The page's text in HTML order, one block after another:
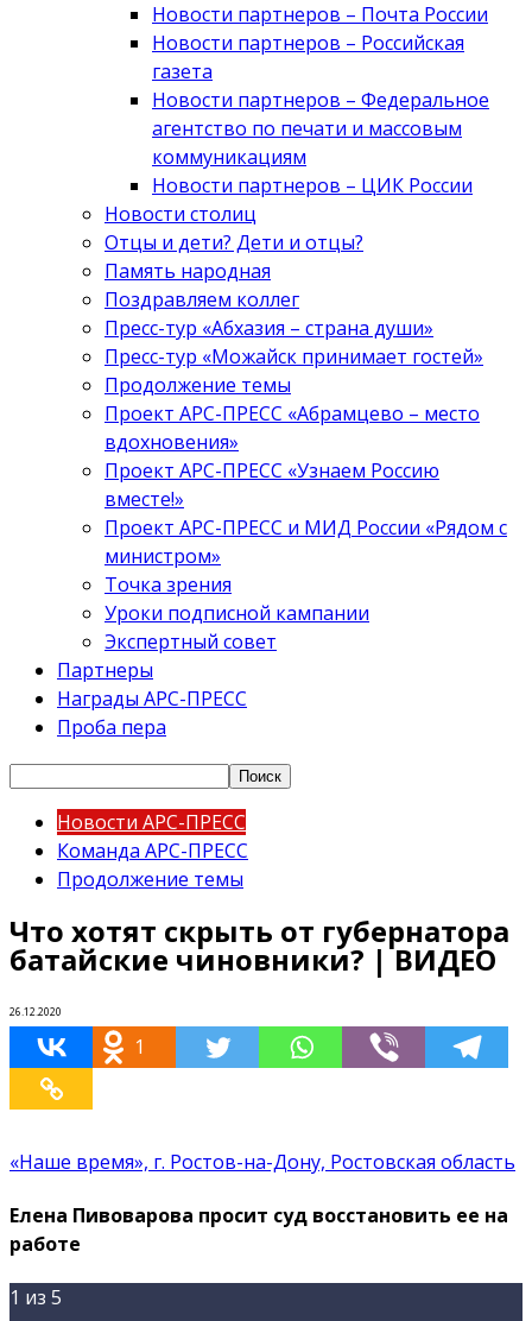
Новости партнеров – Почта России
Новости партнеров – Российская
газета
Новости партнеров – Федеральное
агентство по печати и массовым
коммуникациям
Новости партнеров – ЦИК России
Новости столиц
Отцы и дети? Дети и отцы?
Память народная
Поздравляем коллег
Пресс-тур «Абхазия – страна души»
Пресс-тур «Можайск принимает гостей»
Продолжение темы
Проект АРС-ПРЕСС «Абрамцево – место
вдохновения»
Проект АРС-ПРЕСС «Узнаем Россию
вместе!»
Проект АРС-ПРЕСС и МИД России «Рядом с
министром»
Точка зрения
Уроки подписной кампании
Экспертный совет
Партнеры
Награды АРС-ПРЕСС
Проба пера
Новости АРС-ПРЕСС
Команда АРС-ПРЕСС
Продолжение темы
Что хотят скрыть от губернатора
батайские чиновники? | ВИДЕО
26.12.2020
1
«Наше время», г. Ростов-на-Дону, Ростовская область
Елена Пивоварова просит суд восстановить ее на
работе
1 из 5